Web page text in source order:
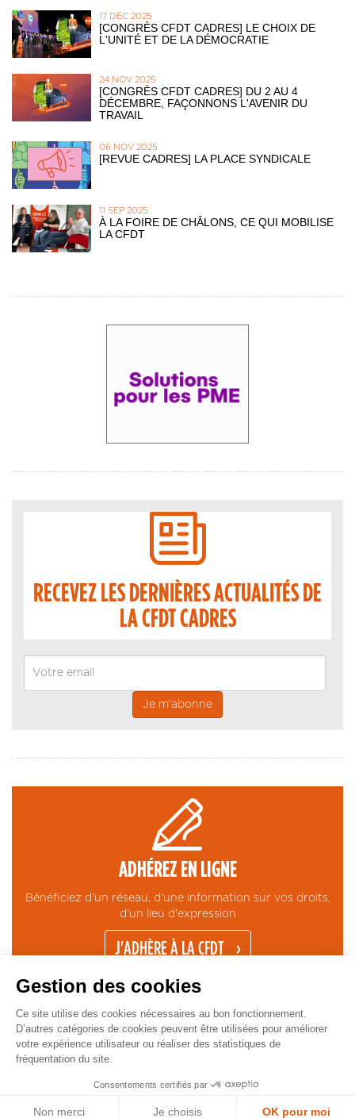
17 DÉC 2025
[CONGRÈS CFDT CADRES] LE CHOIX DE
L'UNITÉ ET DE LA DÉMOCRATIE
24 NOV 2025
[CONGRÈS CFDT CADRES] DU 2 AU 4
DÉCEMBRE, FAÇONNONS L'AVENIR DU
TRAVAIL
06 NOV 2025
[REVUE CADRES] LA PLACE SYNDICALE
11 SEP 2025
À LA FOIRE DE CHÂLONS, CE QUI MOBILISE
LA CFDT
RECEVEZ LES DERNIÈRES ACTUALITÉS DE
LA CFDT CADRES
ADHÉREZ EN LIGNE
Bénéficiez d'un réseau, d'une information sur vos droits,
d'un lieu d'expression
J'ADHÈRE À LA CFDT
Copyright © CFDT Cadres - 2026
CONTACT MENTIONS LÉGALES
Gestion des cookies
Ce site utilise des cookies nécessaires au bon fonctionnement.
D’autres catégories de cookies peuvent être utilisées pour améliorer
votre expérience utilisateur ou réaliser des statistiques de
fréquentation du site.
Consentements certifiés par
Non merci Je choisis OK pour moi